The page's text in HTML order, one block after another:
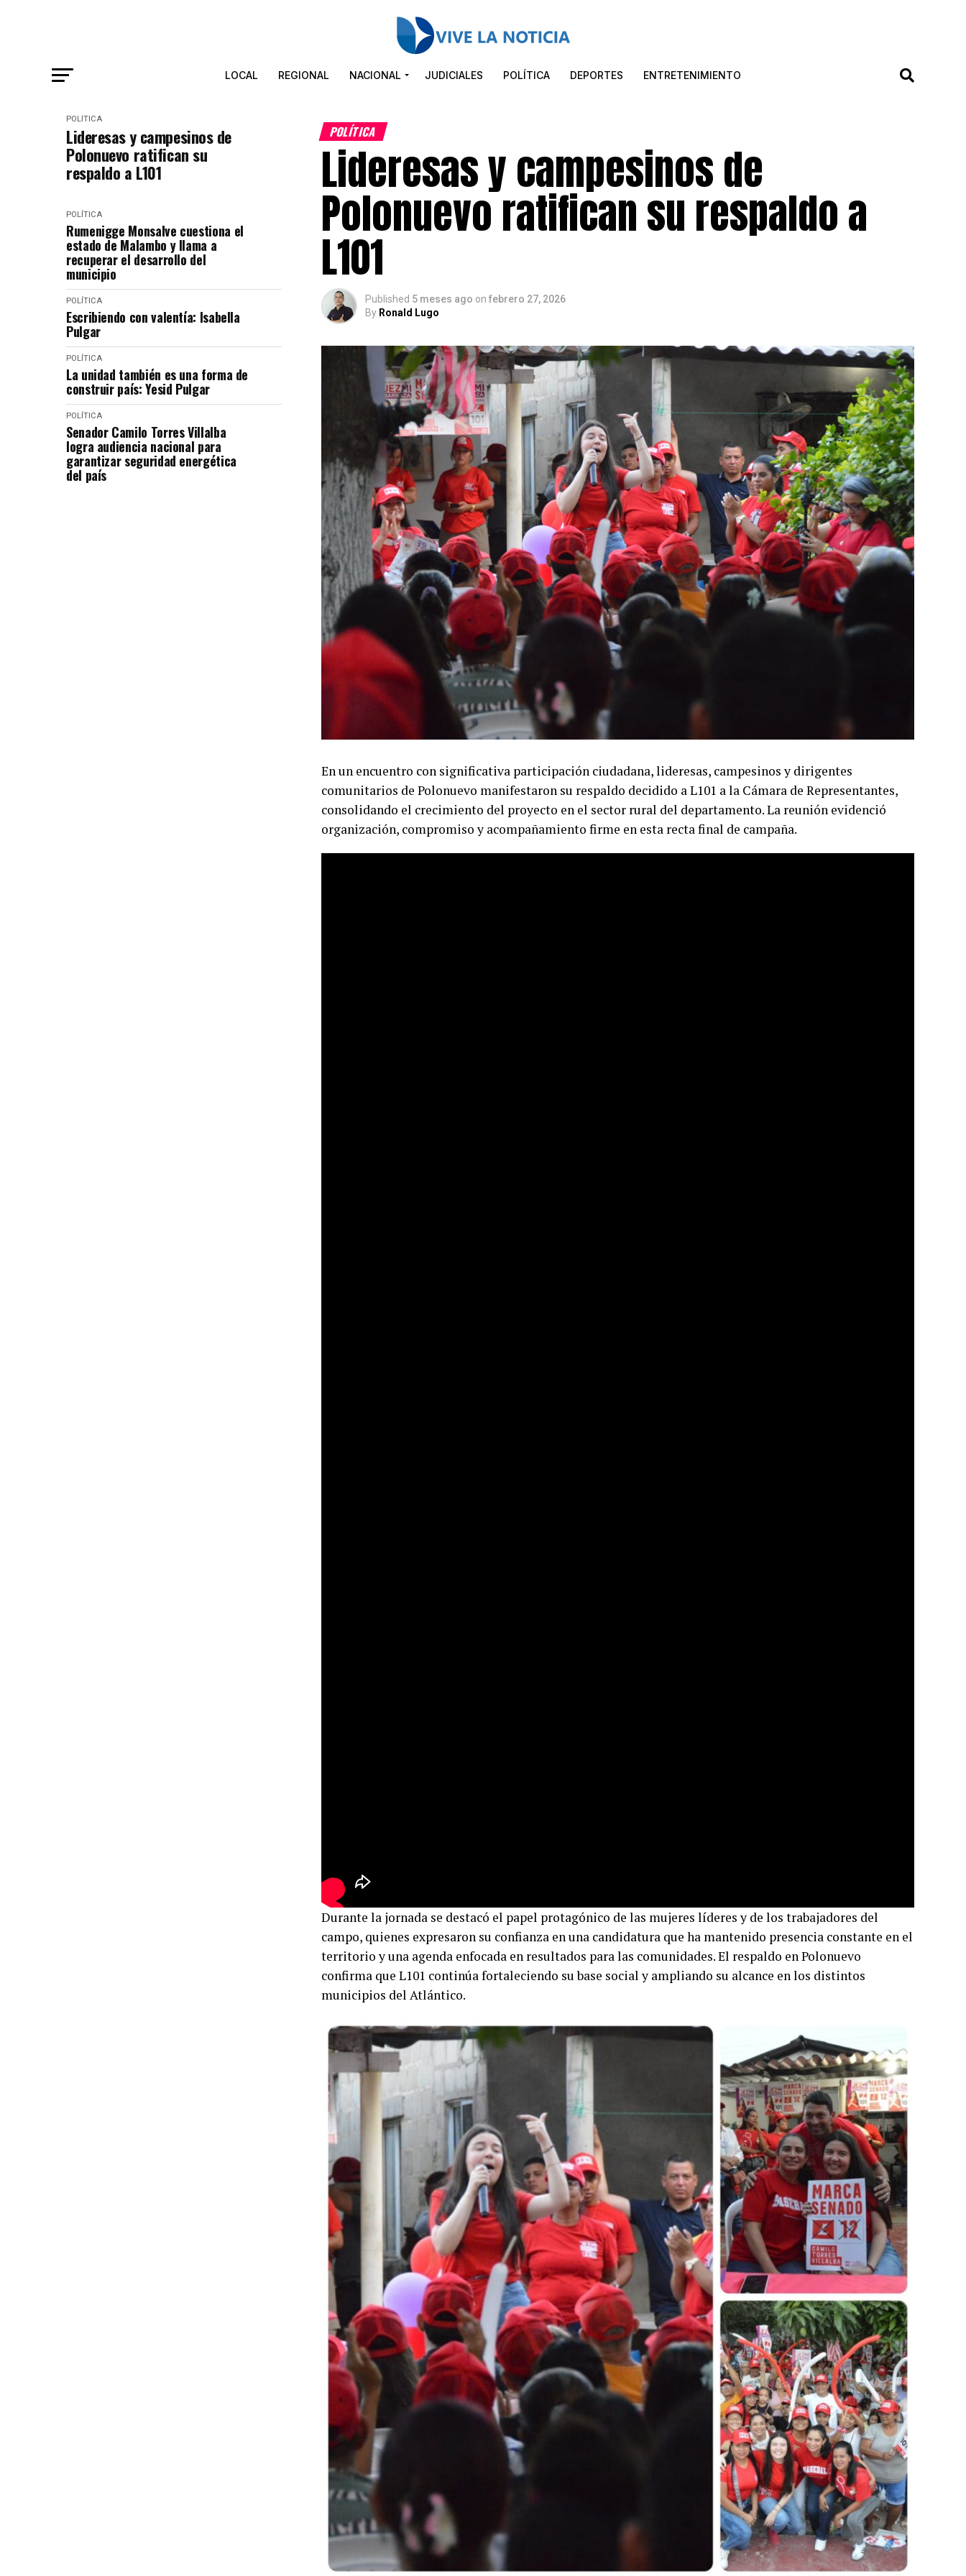
LOCAL REGIONAL NACIONAL JUDICIALES POLÍTICA DEPORTES ENTRETENIMIENTO
POLÍTICA
Lideresas y campesinos de
Polonuevo ratifican su
respaldo a L101
POLÍTICA
Rumenigge Monsalve cuestiona el
estado de Malambo y llama a
recuperar el desarrollo del
municipio
POLÍTICA
Escribiendo con valentía: Isabella
Pulgar
POLÍTICA
La unidad también es una forma de
construir país: Yesid Pulgar
POLÍTICA
Senador Camilo Torres Villalba
logra audiencia nacional para
garantizar seguridad energética
del país
POLÍTICA
Lideresas y campesinos de
Polonuevo ratifican su respaldo a
L101
Published 5 meses ago on febrero 27, 2026
By Ronald Lugo
En un encuentro con significativa participación ciudadana, lideresas, campesinos y dirigentes
comunitarios de Polonuevo manifestaron su respaldo decidido a L101 a la Cámara de Representantes,
consolidando el crecimiento del proyecto en el sector rural del departamento. La reunión evidenció
organización, compromiso y acompañamiento firme en esta recta final de campaña.
Durante la jornada se destacó el papel protagónico de las mujeres líderes y de los trabajadores del
campo, quienes expresaron su confianza en una candidatura que ha mantenido presencia constante en el
territorio y una agenda enfocada en resultados para las comunidades. El respaldo en Polonuevo
confirma que L101 continúa fortaleciendo su base social y ampliando su alcance en los distintos
municipios del Atlántico.